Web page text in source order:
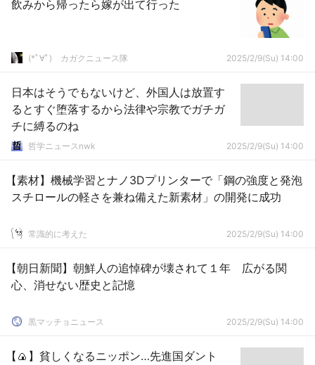
飲みから帰ったら嫁が出て行った
(*ﾟ∀ﾟ)ゞカガクニュース隊 2025/2/9(Su) 14:00
日本はそうでもないけど、外国人は放置す
るとすぐ堕落するから法律や宗教でガチガ
チに縛るのね
哲学ニュースnwk 2025/2/9(Su) 14:00
【素材】機械学習とナノ3Dプリンターで「鋼の強度と発泡
スチロールの軽さを兼ね備えた新素材」の開発に成功
常識的に考えた 2025/2/9(Su) 14:00
【朝日新聞】朝鮮人の追悼碑が壊されて１年 広がる関
心、消せない歴史と記憶
黒マッチョニュース 2025/2/9(Su) 14:00
【🍙】貧しくなるニッポン…先進国ダント